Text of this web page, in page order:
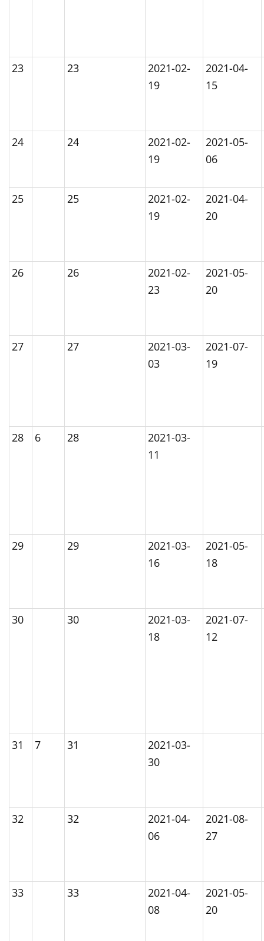
23 23
2021-02-
19
2021-04-
15
24 24
2021-02-
19
2021-05-
06
25 25
2021-02-
19
2021-04-
20
26 26
2021-02-
23
2021-05-
20
27 27
2021-03-
03
2021-07-
19
28 6 28
2021-03-
11
29 29
2021-03-
16
2021-05-
18
30 30
2021-03-
18
2021-07-
12
31 7 31
2021-03-
30
32 32
2021-04-
06
2021-08-
27
33 33
2021-04-
08
2021-05-
20